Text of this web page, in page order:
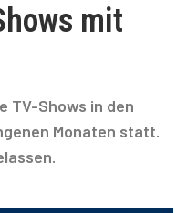
mit
TV-Shows in den
Monaten statt.